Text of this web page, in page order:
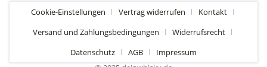
Cookie-Einstellungen Vertrag widerrufen
Kontakt
Versand und Zahlungsbedingungen
Widerrufsrecht
Datenschutz
AGB
Impressum